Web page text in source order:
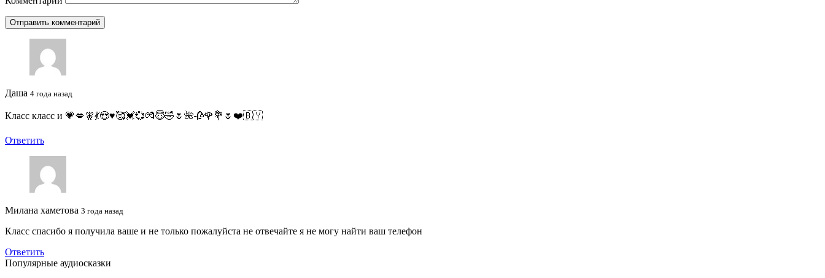
Даша 4 года назад
Класс класс и 💗💋🧚💃😍♥️🥰💓💞💏😇🤣🌷🌺🥀🌹💐🌷❤️🇧🇾
Ответить
Милана хаметова 3 года назад
Класс спасибо я получила ваше и не только пожалуйста не отвечайте я не могу найти ваш телефон
Ответить
Популярные аудиосказки